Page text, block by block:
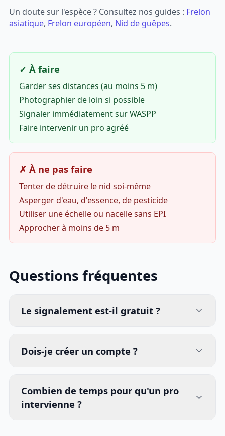
Un doute sur l'espèce ? Consultez nos guides : Frelon
asiatique, Frelon européen, Nid de guêpes.
✓ À faire
Garder ses distances (au moins 5 m)
Photographier de loin si possible
Signaler immédiatement sur WASPP
Faire intervenir un pro agréé
✗ À ne pas faire
Tenter de détruire le nid soi-même
Asperger d'eau, d'essence, de pesticide
Utiliser une échelle ou nacelle sans EPI
Approcher à moins de 5 m
Questions fréquentes
Le signalement est-il gratuit ?
Dois-je créer un compte ?
Combien de temps pour qu'un pro
intervienne ?